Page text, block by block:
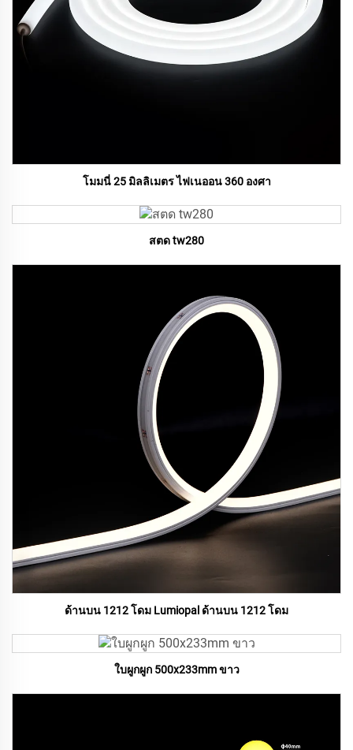
โมมนี่ 25 มิลลิเมตร ไฟเนออน 360 องศา
สตด tw280
ด้านบน 1212 โดม Lumiopal ด้านบน 1212 โดม
ใบผูกผูก 500x233mm ขาว